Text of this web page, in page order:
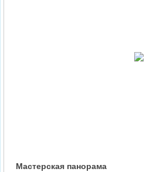
Мастерская панорама